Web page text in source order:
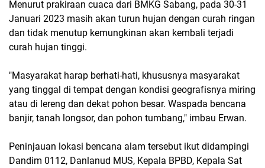
Menurut prakiraan cuaca dari BMKG Sabang, pada 30-31
Januari 2023 masih akan turun hujan dengan curah ringan
dan tidak menutup kemungkinan akan kembali terjadi
curah hujan tinggi.
"Masyarakat harap berhati-hati, khususnya masyarakat
yang tinggal di tempat dengan kondisi geografisnya miring
atau di lereng dan dekat pohon besar. Waspada bencana
banjir, tanah longsor, dan pohon tumbang," imbau Erwan.
Peninjauan lokasi bencana alam tersebut ikut didampingi
Dandim 0112, Danlanud MUS, Kepala BPBD, Kepala Sat